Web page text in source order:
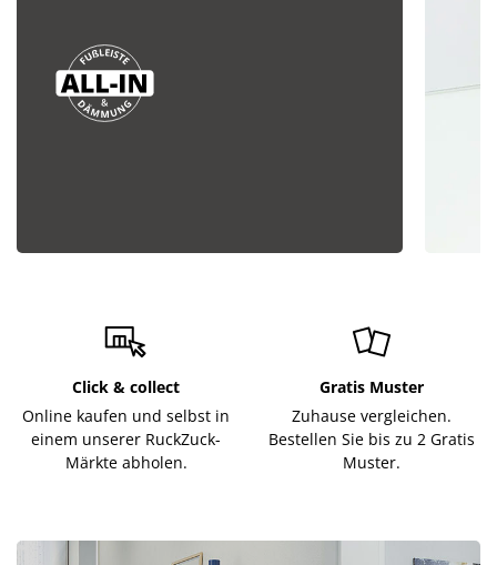
Click & collect
Online kaufen und selbst in
einem unserer RuckZuck-
Märkte abholen.
Gratis Muster
Zuhause vergleichen.
Bestellen Sie bis zu 2 Gratis
Muster.